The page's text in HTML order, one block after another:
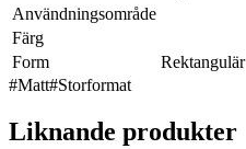
Användningsområde
Färg
Form
Rektangulär
#Matt#Storformat
Liknande produkter